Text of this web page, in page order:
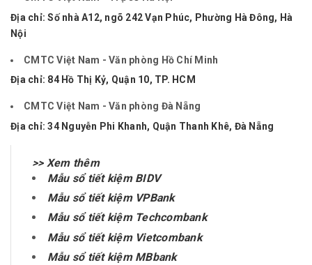
Địa chỉ:Số nhà A12, ngõ 242 Vạn Phúc, Phường Hà Đông, Hà
Nội
CMTC Việt Nam - Văn phòng Hồ Chí Minh
Địa chỉ: 84 Hồ Thị Kỷ, Quận 10, TP. HCM
CMTC Việt Nam - Văn phòng Đà Nẵng
Địa chỉ: 34 Nguyễn Phi Khanh, Quận Thanh Khê, Đà Nẵng
>> Xem thêm
Mẫu sổ tiết kiệm BIDV
Mẫu sổ tiết kiệm VPBank
Mẫu sổ tiết kiệm Techcombank
Mẫu sổ tiết kiệm Vietcombank
Mẫu sổ tiết kiệm MBbank